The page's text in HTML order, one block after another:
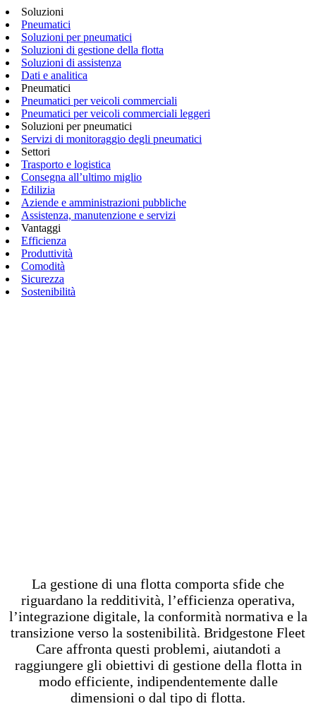
Soluzioni
Pneumatici
Soluzioni per pneumatici
Soluzioni di gestione della flotta
Soluzioni di assistenza
Dati e analitica
Pneumatici
Pneumatici per veicoli commerciali
Pneumatici per veicoli commerciali leggeri
Soluzioni per pneumatici
Servizi di monitoraggio degli pneumatici
Settori
Trasporto e logistica
Consegna all’ultimo miglio
Edilizia
Aziende e amministrazioni pubbliche
Assistenza, manutenzione e servizi
Vantaggi
Efficienza
Produttività
Comodità
Sicurezza
Sostenibilità
La gestione di una flotta comporta sfide che
riguardano la redditività, l’efficienza operativa,
l’integrazione digitale, la conformità normativa e la
transizione verso la sostenibilità. Bridgestone Fleet
Care affronta questi problemi, aiutandoti a
raggiungere gli obiettivi di gestione della flotta in
modo efficiente, indipendentemente dalle
dimensioni o dal tipo di flotta.